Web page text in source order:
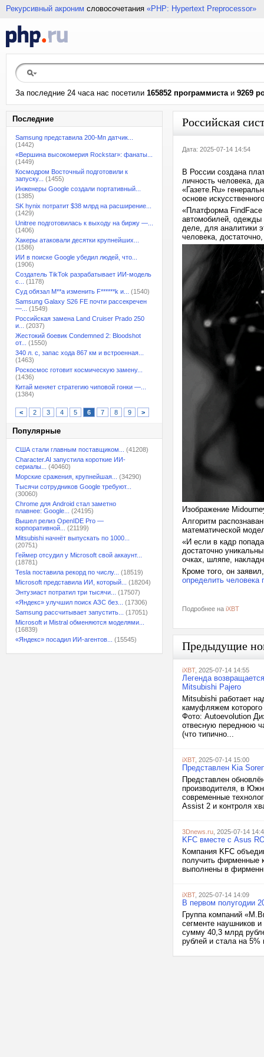
Рекурсивный акроним словосочетания «PHP: Hypertext Preprocessor»
За последние 24 часа нас посетили 165852 программистаи 9269
Последние
Samsung представила 200-Мп датчик...
(1442)
«Вершина высокомерия Rockstar»: фанаты...
(1449)
Космодром Восточный подготовили к
запуску...
(1455)
Инженеры Google создали портативный...
(1385)
SK hynix потратит $38 млрд на расширение...
(1429)
Unitree подготовилась к выходу на биржу —...
(1406)
Хакеры атаковали десятки крупнейших...
(1586)
ИИ в поиске Google убедил людей, что...
(1906)
Создатель TikTok разрабатывает ИИ-модель
с...
(1178)
Суд обязал M**a изменить F******k и...
(1540)
Samsung Galaxy S26 FE почти рассекречен
—...
(1549)
Российская замена Land Cruiser Prado 250
и...
(2037)
Жестокий боевик Condemned 2: Bloodshot
от...
(1550)
340 л. с, запас хода 867 км и встроенная...
(1463)
Роскосмос готовит космическую замену...
(1436)
Китай меняет стратегию чиповой гонки —...
(1384)
< 2 3 4 5 6 7 8 9 >
Популярные
США стали главным поставщиком...
(41208)
Character.AI запустила короткие ИИ-
сериалы...
(40460)
Морские сражения, крупнейшая...
(34290)
Тысячи сотрудников Google требуют...
(30060)
Chrome для Android стал заметно
плавнее: Google...
(24195)
Вышел релиз OpenIDE Pro —
корпоративной...
(21199)
Mitsubishi начнёт выпускать по 1000...
(20751)
Геймер отсудил у Microsoft свой аккаунт...
(18781)
Tesla поставила рекорд по числу...
(18519)
Microsoft представила ИИ, который...
(18204)
Энтузиаст потратил три тысячи...
(17507)
«Яндекс» улучшил поиск АЗС без...
(17306)
Samsung рассчитывает запустить...
(17051)
Microsoft и Mistral обменяются моделями...
(16839)
«Яндекс» посадил ИИ-агентов...
(15545)
Российская
Дата: 2025-07-14 14:54
В России создана
личность человека,
«Газете.Ru»
основе
«Платформа FindFace
автомобилей, одежды
деле, для аналитики
человека,
Изображение
Алгоритм
математической
«И если в кадр
достаточно
очках, шляпе,
Кроме того, он
определить человека
Подробнее на iXBT
Предыдущие
iXBT, 2025-07-14 14:55
Легенда
Mitsubishi Pajero
Mitsubishi работает
камуфляжем которого
Фото: Autoevolution
отвесную переднюю
(что типично...
iXBT, 2025-07-14 15:00
Представлен Kia
Представлен
производителя, в
современные
Assist 2 и контроля
3Dnews.ru , 2025-07-14
KFC вместе с Asus
Компания KFC
получить фирменные
выполнены в
iXBT, 2025-07-14 14:09
В первом полугодии
Группа компаний
сегменте наушников
сумму 40,3 млрд
рублей и стала на